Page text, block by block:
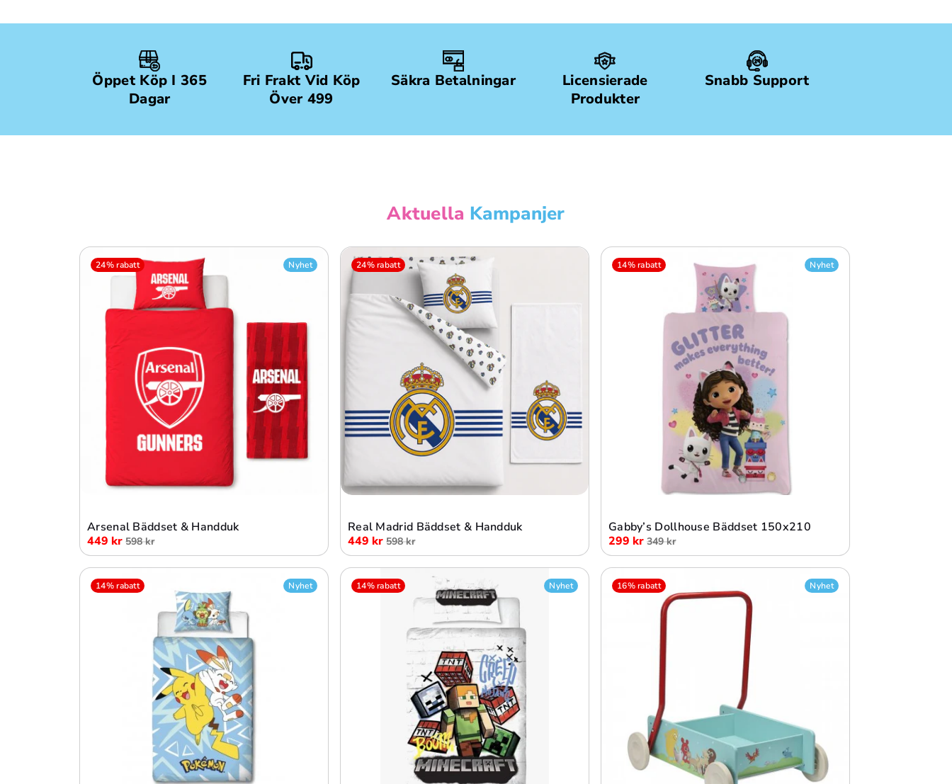
Öppet Köp I 365
Dagar
Fri Frakt Vid Köp
Över 499
Säkra Betalningar
Licensierade
Produkter
Snabb Support
Aktuella Kampanjer
24% rabatt Nyhet
Arsenal Bäddset & Handduk
449 kr 598 kr
24% rabatt
Real Madrid Bäddset & Handduk
449 kr 598 kr
Lägg i varukorg
14% rabatt Nyhet
Gabby’s Dollhouse Bäddset 150x210
299 kr 349 kr
Lägg i varukorg
14% rabatt Nyhet 14% rabatt Nyhet 16% rabatt Nyhet